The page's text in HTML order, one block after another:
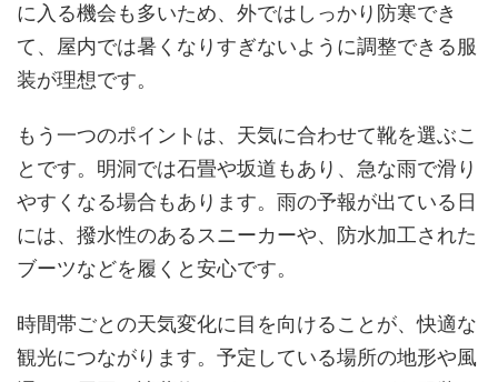
に入る機会も多いため、外ではしっかり防寒でき
て、屋内では暑くなりすぎないように調整できる服
装が理想です。
もう一つのポイントは、天気に合わせて靴を選ぶこ
とです。明洞では石畳や坂道もあり、急な雨で滑り
やすくなる場合もあります。雨の予報が出ている日
には、撥水性のあるスニーカーや、防水加工された
ブーツなどを履くと安心です。
時間帯ごとの天気変化に目を向けることが、快適な
観光につながります。予定している場所の地形や風